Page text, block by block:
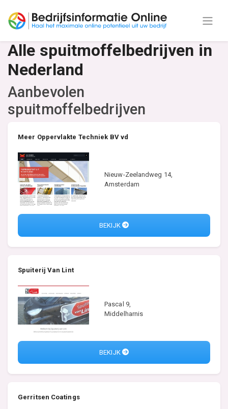
Alle spuitmoffelbedrijven in
Nederland
Aanbevolen
spuitmoffelbedrijven
Meer Oppervlakte Techniek BV vd
Nieuw-Zeelandweg 14,
Amsterdam
BEKIJK
Spuiterij Van Lint
Pascal 9,
Middelharnis
BEKIJK
Gerritsen Coatings